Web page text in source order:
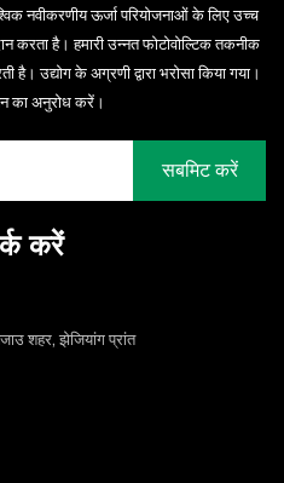
नवीकरणीय ऊर्जा परियोजनाओं के लिए उच्च
करता है। हमारी उन्नत फोटोवोल्टिक तकनीक
है। उद्योग के अग्रणी द्वारा भरोसा किया गया।
का अनुरोध करें।
करें
शहर, झेजियांग प्रांत